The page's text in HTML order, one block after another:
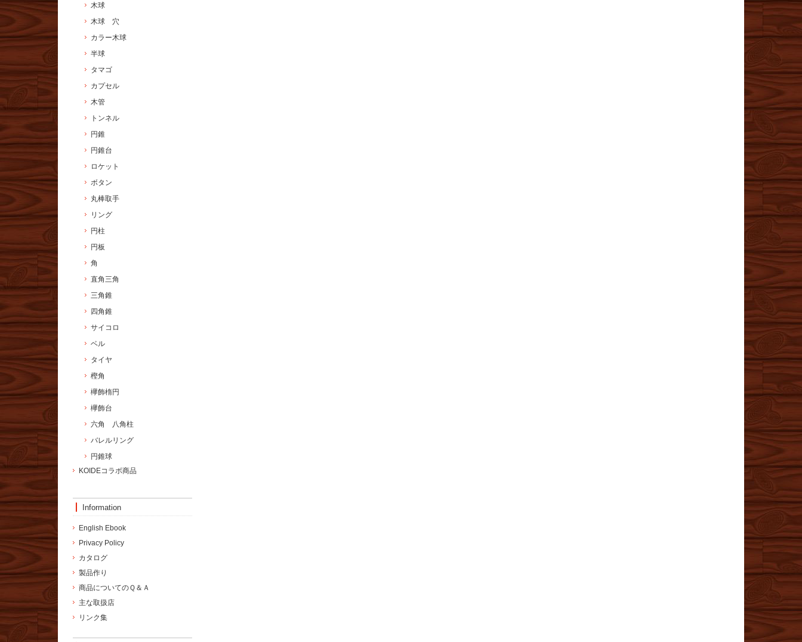
木球
木球 穴
カラー木球
半球
タマゴ
カプセル
木管
トンネル
円錐
円錐台
ロケット
ボタン
丸棒取手
リング
円柱
円板
角
直角三角
三角錐
四角錐
サイコロ
ベル
タイヤ
樫角
欅飾楕円
欅飾台
六角 八角柱
バレルリング
円錐球
KOIDEコラボ商品
Information
English Ebook
Privacy Policy
カタログ
製品作り
商品についてのＱ＆Ａ
主な取扱店
リンク集